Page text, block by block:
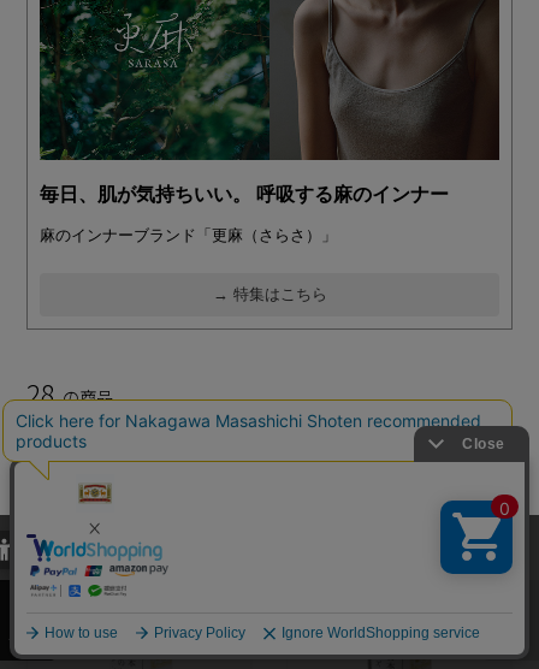
毎日、肌が気持ちいい。 呼吸する麻のインナー
麻のインナーブランド「更麻（さらさ）」
→ 特集はこちら
28 の商品
表示方法 価格(安い順)
当サイトでは、当サイト内における閲覧履歴・属性情報などの取得およ
び利便性向上のためにクッキー（Cookie）を使用いたします。詳細に
関しては「プライバシーポリシー
承諾する